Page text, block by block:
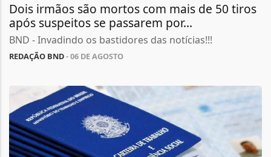
Dois irmãos são mortos com mais de 50 tiros
após suspeitos se passarem por...
BND - Invadindo os bastidores das notícias!!!
REDAÇÃO BND- 06 DE AGOSTO